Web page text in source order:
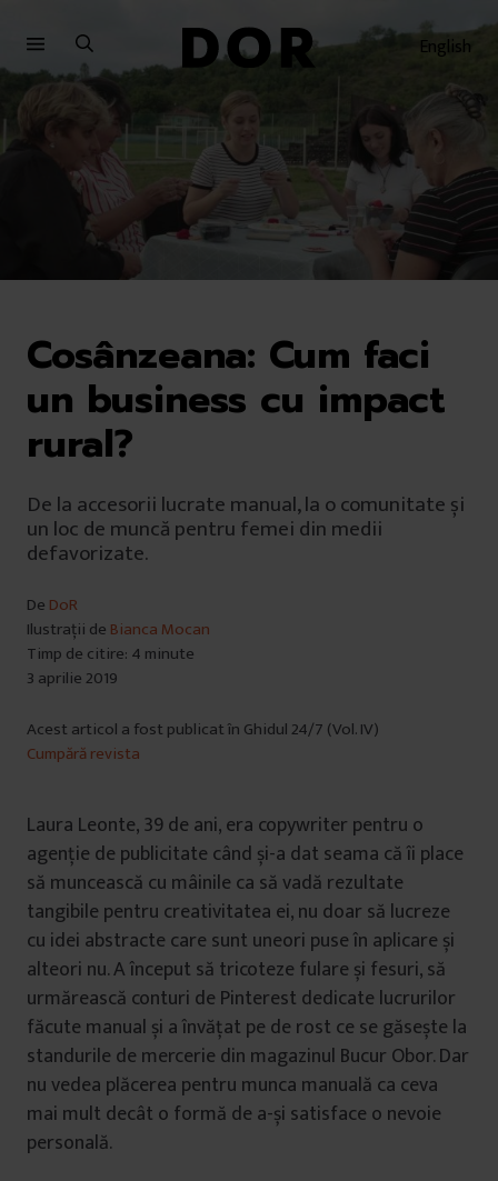
meniu
conținut
English
Cosânzeana: Cum faci
un business cu impact
rural?
De la accesorii lucrate manual, la o comunitate și
un loc de muncă pentru femei din medii
defavorizate.
De DoR
Ilustrații de Bianca Mocan
Timp de citire: 4 minute
3 aprilie 2019
Acest articol a fost publicat în Ghidul 24/7 (Vol. IV)
Cumpără revista
Laura Leonte, 39 de ani, era copywriter pentru o
agenție de publicitate când și-a dat seama că îi place
să muncească cu mâinile ca să vadă rezultate
tangibile pentru creativitatea ei, nu doar să lucreze
cu idei abstracte care sunt uneori puse în aplicare și
alteori nu. A început să tricoteze fulare și fesuri, să
urmărească conturi de Pinterest dedicate lucrurilor
făcute manual și a învățat pe de rost ce se găsește la
standurile de mercerie din magazinul Bucur Obor. Dar
nu vedea plăcerea pentru munca manuală ca ceva
mai mult decât o formă de a-și satisface o nevoie
personală.